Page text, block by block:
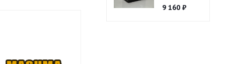
9 160₽